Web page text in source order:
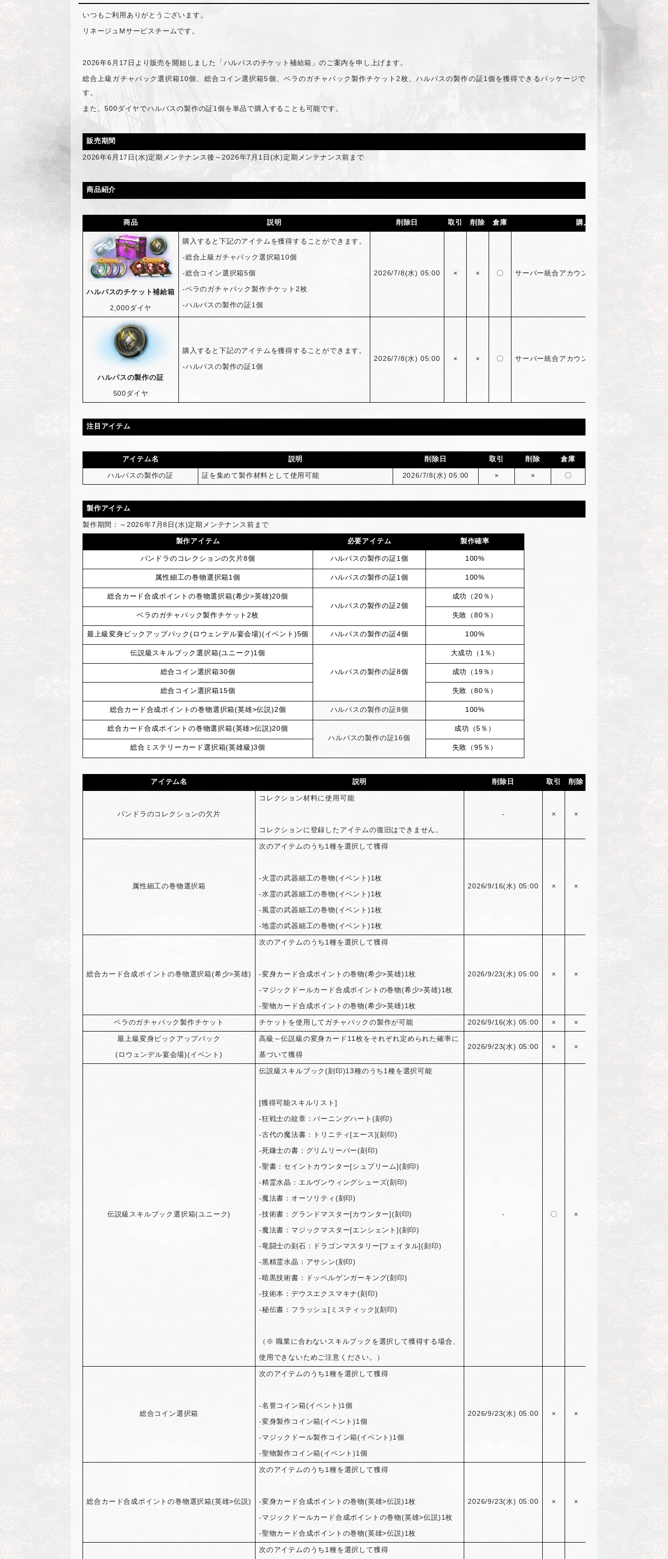
いつもご利用ありがとうございます。
リネージュMサービスチームです。
2026年6月17日より販売を開始しました「ハルパスのチケット補給箱」のご案内を申し上げます。
総合上級ガチャパック選択箱10個、総合コイン選択箱5個、ベラのガチャパック製作チケット2枚、ハルパスの製作の証1個を獲得できるパッケージで
す。
また、500ダイヤでハルパスの製作の証1個を単品で購入することも可能です。
販売期間
2026年6月17日(水)定期メンテナンス後～2026年7月1日(水)定期メンテナンス前まで
商品紹介
商品 説明 削除日 取引 削除 倉庫 購入制限
ハルパスのチケット補給箱
2,000ダイヤ
購入すると下記のアイテムを獲得することができます。
-総合上級ガチャパック選択箱10個
-総合コイン選択箱5個
-ベラのガチャパック製作チケット2枚
-ハルパスの製作の証1個
2026/7/8(水) 05:00 × × 〇 サーバー統合アカウント限定8回のみ購入可能
ハルパスの製作の証
500ダイヤ
購入すると下記のアイテムを獲得することができます。
-ハルパスの製作の証1個
2026/7/8(水) 05:00 × × 〇 サーバー統合アカウント限定8回のみ購入可能
注目アイテム
アイテム名 説明 削除日 取引 削除 倉庫
ハルパスの製作の証 証を集めて製作材料として使用可能 2026/7/8(水) 05:00 × × 〇
製作アイテム
製作期間：～2026年7月8日(水)定期メンテナンス前まで
製作アイテム 必要アイテム 製作確率
パンドラのコレクションの欠片8個 ハルパスの製作の証1個 100%
属性細工の巻物選択箱1個 ハルパスの製作の証1個 100%
総合カード合成ポイントの巻物選択箱(希少>英雄)20個
ハルパスの製作の証2個
成功（20％）
ベラのガチャパック製作チケット2枚 失敗（80％）
最上級変身ピックアップパック(ロウェンデル宴会場)(イベント)5個 ハルパスの製作の証4個 100%
伝説級スキルブック選択箱(ユニーク)1個
ハルパスの製作の証8個
大成功（1％）
総合コイン選択箱30個 成功（19％）
総合コイン選択箱15個 失敗（80％）
総合カード合成ポイントの巻物選択箱(英雄>伝説)2個 ハルパスの製作の証8個 100%
総合カード合成ポイントの巻物選択箱(英雄>伝説)20個
ハルパスの製作の証16個
成功（5％）
総合ミステリーカード選択箱(英雄級)3個 失敗（95％）
アイテム名 説明 削除日 取引 削除
パンドラのコレクションの欠片
コレクション材料に使用可能
コレクションに登録したアイテムの復旧はできません。
- × ×
属性細工の巻物選択箱
次のアイテムのうち1種を選択して獲得
-火霊の武器細工の巻物(イベント)1枚
-水霊の武器細工の巻物(イベント)1枚
-風霊の武器細工の巻物(イベント)1枚
-地霊の武器細工の巻物(イベント)1枚
2026/9/16(水) 05:00 × ×
総合カード合成ポイントの巻物選択箱(希少>英雄)
次のアイテムのうち1種を選択して獲得
-変身カード合成ポイントの巻物(希少>英雄)1枚
-マジックドールカード合成ポイントの巻物(希少>英雄)1枚
-聖物カード合成ポイントの巻物(希少>英雄)1枚
2026/9/23(水) 05:00 × ×
ベラのガチャパック製作チケット チケットを使用してガチャパックの製作が可能 2026/9/16(水) 05:00 × ×
最上級変身ピックアップパック
(ロウェンデル宴会場)(イベント)
高級～伝説級の変身カード11枚をそれぞれ定められた確率に
基づいて獲得
2026/9/23(水) 05:00 × ×
伝説級スキルブック選択箱(ユニーク)
伝説級スキルブック(刻印)13種のうち1種を選択可能
[獲得可能スキルリスト]
-狂戦士の紋章：バーニングハート(刻印)
-古代の魔法書：トリニティ[エース](刻印)
-死鎌士の書：グリムリーパー(刻印)
-聖書：セイントカウンター[シュプリーム](刻印)
-精霊水晶：エルヴンウィングシューズ(刻印)
-魔法書：オーソリティ(刻印)
-技術書：グランドマスター[カウンター](刻印)
-魔法書：マジックマスター[エンシェント](刻印)
-竜闘士の刻石：ドラゴンマスタリー[フェイタル](刻印)
-黒精霊水晶：アサシン(刻印)
-暗黒技術書：ドッペルゲンガーキング(刻印)
-技術本：デウスエクスマキナ(刻印)
-秘伝書：フラッシュ[ミスティック](刻印)
（※ 職業に合わないスキルブックを選択して獲得する場合、
使用できないためご注意ください。）
- 〇 ×
総合コイン選択箱
次のアイテムのうち1種を選択して獲得
-名誉コイン箱(イベント)1個
-変身製作コイン箱(イベント)1個
-マジックドール製作コイン箱(イベント)1個
-聖物製作コイン箱(イベント)1個
2026/9/23(水) 05:00 × ×
総合カード合成ポイントの巻物選択箱(英雄>伝説)
次のアイテムのうち1種を選択して獲得
-変身カード合成ポイントの巻物(英雄>伝説)1枚
-マジックドールカード合成ポイントの巻物(英雄>伝説)1枚
-聖物カード合成ポイントの巻物(英雄>伝説)1枚
2026/9/23(水) 05:00 × ×
次のアイテムのうち1種を選択して獲得